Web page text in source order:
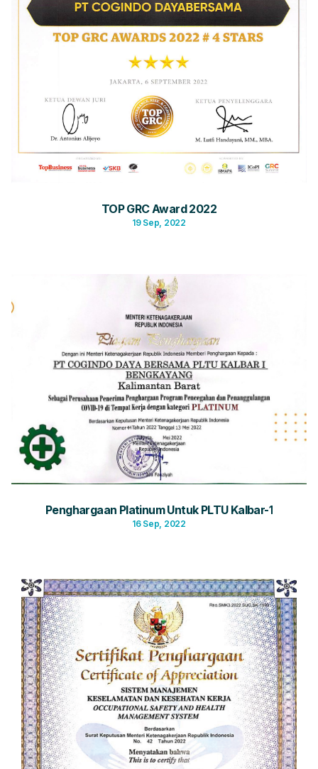
TOP GRC Award 2022
19 Sep, 2022
Penghargaan Platinum Untuk PLTU Kalbar-1
16 Sep, 2022